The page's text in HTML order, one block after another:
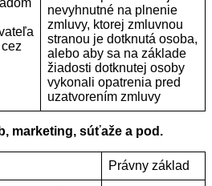
nevyhnutné na plnenie
zmluvy, ktorej zmluvnou
stranou je dotknutá osoba,
alebo aby sa na základe
žiadosti dotknutej osoby
vykonali opatrenia pred
uzatvorením zmluvy
marketing, súťaže a pod.
Právny základ